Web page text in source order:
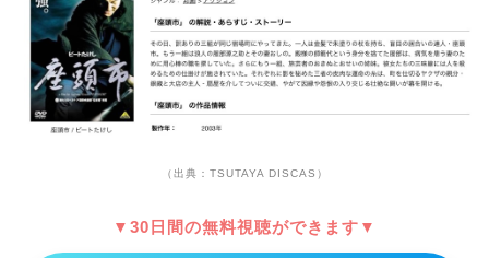
（出典：TSUTAYA DISCAS）
▼30日間の無料視聴ができます▼